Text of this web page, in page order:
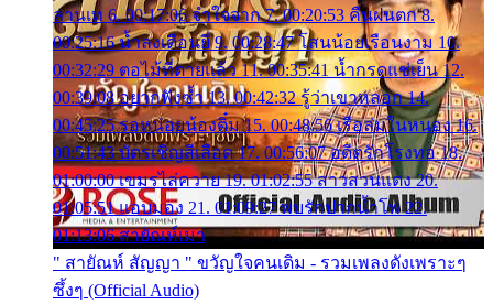
ลานเท 6. 00:17:06 จำใจจาก 7. 00:20:53 คืนฝนตก 8.
00:25:16 น้ำลงเดือนยี่ 9. 00:28:47 โสนน้อยเรือนงาม 10.
00:32:29 ตอไม้ที่ตายแล้ว 11. 00:35:41 น้ำกรดแช่เย็น 12.
00:39:08 อยากฟังซ้ำ 13. 00:42:32 รู้ว่าเขาหลอก 14.
00:45:25 รอหน่อยน้องติ๋ม 15. 00:48:56 เรือล่มในหนอง 16.
00:51:43 บัตรเชิญสีเลือด 17. 00:56:07 อดีตรักโรงทอ 18.
01:00:00 เขมรไล่ควาย 19. 01:02:55 สาวสวนแตง 20.
01:05:51 แอบมอง 21. 01:09:27 พบรักปากน้ำโพ 22.
01:13:06 สายัณห์เมา
" สายัณห์ สัญญา " ขวัญใจคนเดิม - รวมเพลงดังเพราะๆ
ซึ้งๆ (Official Audio)